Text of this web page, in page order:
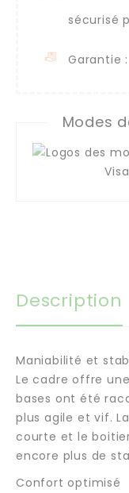
sécurisé
Garantie
Modes
Description
Maniabilité et
Le cadre offre
bases ont été
plus agile et vif.
courte et le
encore plus de
Confort optimisé